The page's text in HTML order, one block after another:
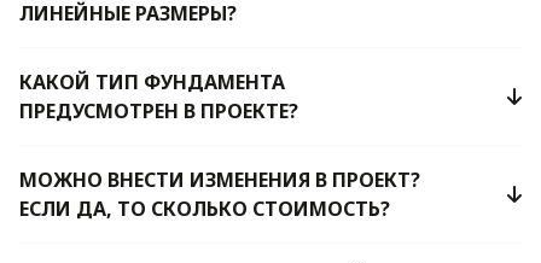
ЛИНЕЙНЫЕ РАЗМЕРЫ?
КАКОЙ ТИП ФУНДАМЕНТА
ПРЕДУСМОТРЕН В ПРОЕКТЕ?
МОЖНО ВНЕСТИ ИЗМЕНЕНИЯ В ПРОЕКТ?
ЕСЛИ ДА, ТО СКОЛЬКО СТОИМОСТЬ?